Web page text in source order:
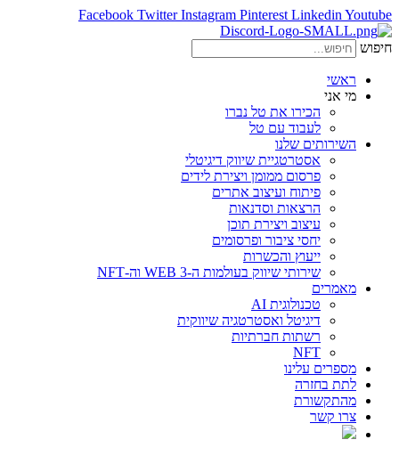
Facebook Twitter Instagram Pinterest Linkedin Youtube
חיפוש
ראשי
מי אני
הכירו את טל נברו
לעבוד עם טל
השירותים שלנו
אסטרטגיית שיווק דיגיטלי
פרסום ממומן ויצירת לידים
פיתוח ועיצוב אתרים
הרצאות וסדנאות
עיצוב ויצירת תוכן
יחסי ציבור ופרסומים
ייעוץ והכשרות
שירותי שיווק בעולמות ה-WEB 3 וה-NFT
מאמרים
טכנולוגית AI
דיגיטל ואסטרטגיה שיווקית
רשתות חברתיות
NFT
מספרים עלינו
לתת בחזרה
מהתקשורת
צרו קשר